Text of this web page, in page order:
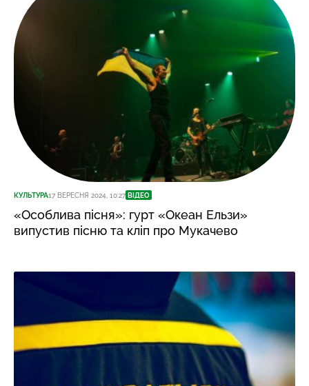
КУЛЬТУРА17 ВЕРЕСНЯ 2024, 10:27 ВІДЕО
«Особлива пісня»: гурт «Океан Ельзи»
випустив пісню та кліп про Мукачево